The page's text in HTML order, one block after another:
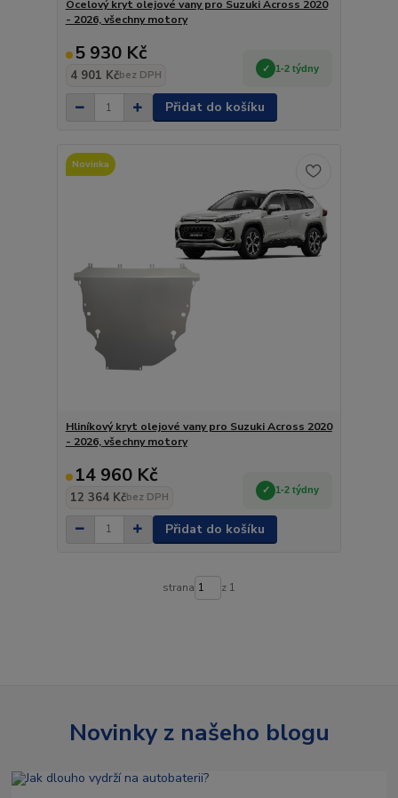
Ocelový kryt olejové vany pro Suzuki Across 2020
- 2026, všechny motory
5 930 Kč
4 901 Kčbez DPH
1-2 týdny
Přidat do košíku
Novinka
Hliníkový kryt olejové vany pro Suzuki Across 2020
- 2026, všechny motory
14 960 Kč
12 364 Kčbez DPH
1-2 týdny
Přidat do košíku
strana z 1
Novinky z našeho blogu